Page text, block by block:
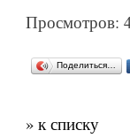
Просмотров:
Поделиться…
» к списку